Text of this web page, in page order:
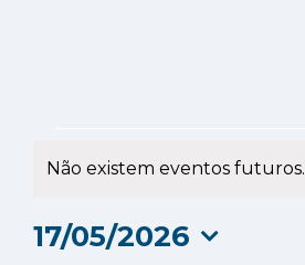
Eventos
Não existem eventos futuros.
17/05/2026